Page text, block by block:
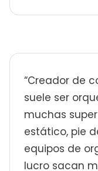
“Creador de
suele ser
muchas
estático, pie
equipos de
lucro sacan